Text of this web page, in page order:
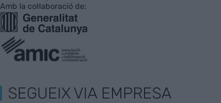
Amb la col·laboració de:
SEGUEIX VIA EMPRESA